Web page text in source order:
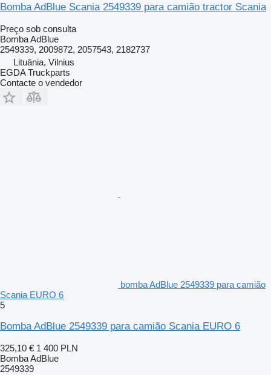
Bomba AdBlue Scania 2549339 para camião tractor Scania
Preço sob consulta
Bomba AdBlue
2549339, 2009872, 2057543, 2182737
Lituânia, Vilnius
EGDA Truckparts
Contacte o vendedor
bomba AdBlue 2549339 para camião
Scania EURO 6
5
Bomba AdBlue 2549339 para camião Scania EURO 6
325,10 € 1 400 PLN
Bomba AdBlue
2549339